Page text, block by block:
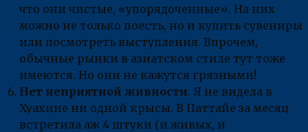
что они чистые, «упорядоченные». На них
можно не только поесть, но и купить сувениры
или посмотреть выступления. Впрочем,
обычные рынки в азиатском стиле тут тоже
имеются. Но они не кажутся грязными!
Нет неприятной живности. Я не видела в
Хуахине ни одной крысы. В Паттайе за месяц
встретила аж 4 штуки (и живых, и